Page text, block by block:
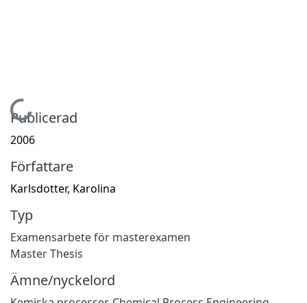
Hämtar...
Publicerad
2006
Författare
Karlsdotter, Karolina
Typ
Examensarbete för masterexamen
Master Thesis
Ämne/nyckelord